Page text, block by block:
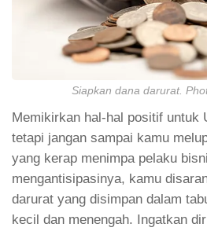
Siapkan dana darurat.
Memikirkan hal-hal positif untuk
tetapi jangan sampai kamu
yang kerap menimpa pelaku
mengantisipasinya, kamu
darurat yang disimpan dalam
kecil dan menengah. Ingatkan